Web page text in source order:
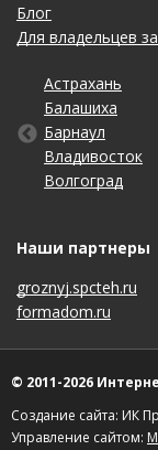
Блог
Для владельцев
Астрахань
Балашиха
Барнаул
Владивосток
Волгоград
Калининград
Кемерово
Киров
Краснодар
Красноярск
Новосибирск
Омск
Оренбург
Пенза
Пермь
Ставрополь
Тольятти
Томск
Тула
Тюмень
Ярославль
Наши партнеры
groznyj.spcteh.ru
formadom.ru
© 2011-2026
Создание сайта: ИК
Управление сайтом: